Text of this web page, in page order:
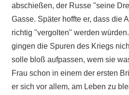
abschießen, der Russe "seine
Gasse. Später hoffte er, dass die
richtig "vergolten" werden
gingen die Spuren des Kriegs
solle bloß aufpassen, wem sie
Frau schon in einem der ersten
er sich vor allem, am Leben zu